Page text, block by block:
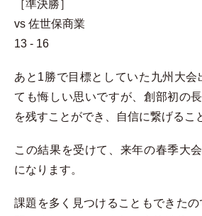
［準決勝］
vs 佐世保商業
13 - 16
あと1勝で目標としていた九州大会
ても悔しい思いですが、創部初の
を残すことができ、自信に繋げるこ
この結果を受けて、来年の春季大
になります。
課題を多く見つけることもできた